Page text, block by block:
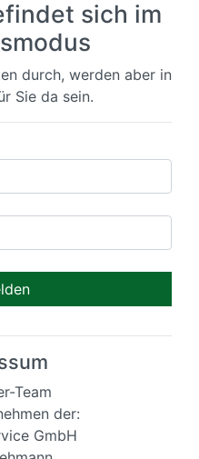
sich im
durch, werden aber in
Sie da sein.
Team
der:
GmbH